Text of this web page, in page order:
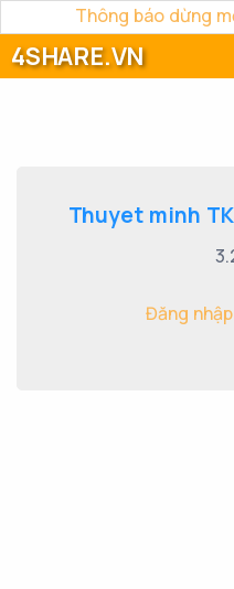
Thông báo dừng
4SHARE.VN
Thuyet minh
Đăng